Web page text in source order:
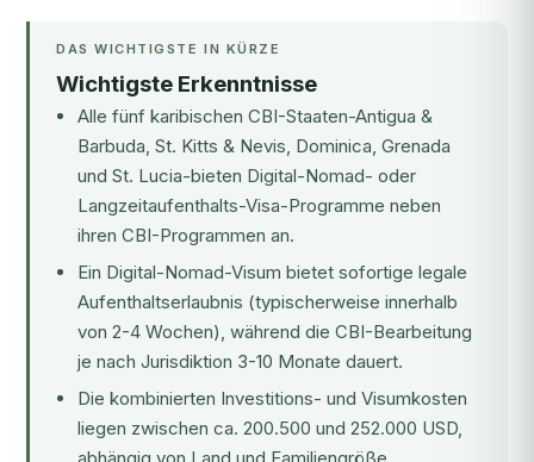
DAS WICHTIGSTE IN KÜRZE
Wichtigste Erkenntnisse
Alle fünf karibischen CBI-Staaten-Antigua &
Barbuda, St. Kitts & Nevis, Dominica, Grenada
und St. Lucia-bieten Digital-Nomad- oder
Langzeitaufenthalts-Visa-Programme neben
ihren CBI-Programmen an.
Ein Digital-Nomad-Visum bietet sofortige legale
Aufenthaltserlaubnis (typischerweise innerhalb
von 2-4 Wochen), während die CBI-Bearbeitung
je nach Jurisdiktion 3-10 Monate dauert.
Die kombinierten Investitions- und Visumkosten
liegen zwischen ca. 200.500 und 252.000 USD,